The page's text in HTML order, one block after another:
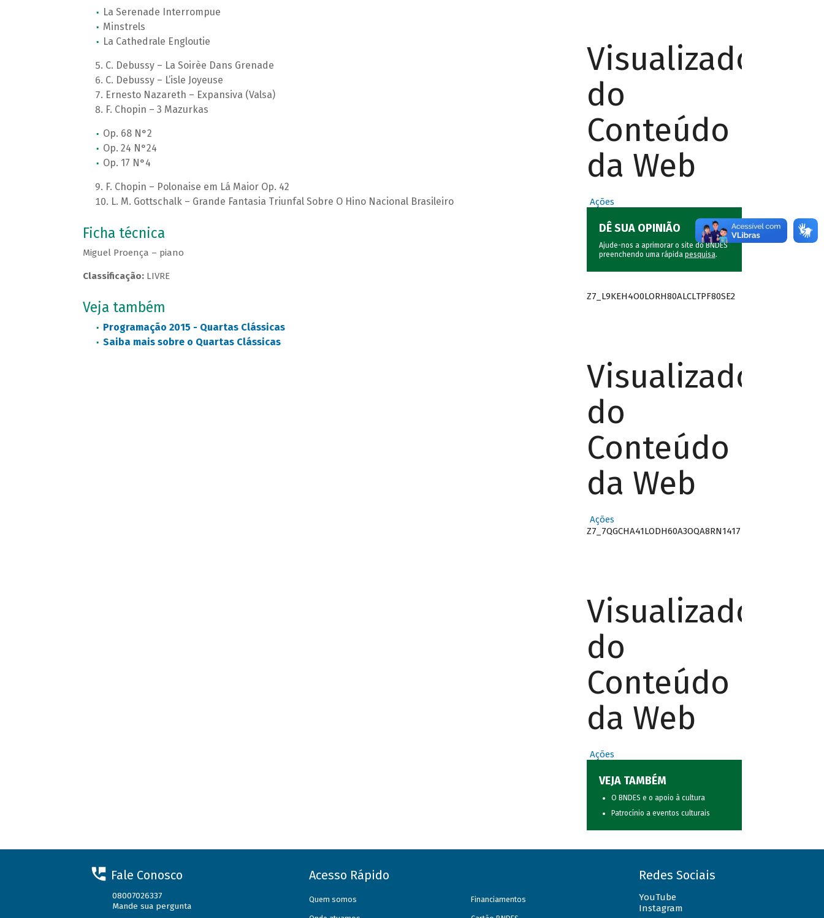
La Serenade Interrompue
Minstrels
La Cathedrale Engloutie
C. Debussy – La Soirèe Dans Grenade
C. Debussy – L’isle Joyeuse
Ernesto Nazareth – Expansiva (Valsa)
F. Chopin – 3 Mazurkas
Op. 68 N°2
Op. 24 N°24
Op. 17 N°4
F. Chopin – Polonaise em Lá Maior Op. 42
L. M. Gottschalk – Grande Fantasia Triunfal Sobre O Hino Nacional Brasileiro
Ficha técnica
Miguel Proença – piano
Classificação:LIVRE
Veja também
Programação 2015 - Quartas Clássicas
Saiba mais sobre o Quartas Clássicas
Visualizador
do
Conteúdo
da Web
Ações
DÊ SUA OPINIÃO
Ajude-nos a aprimorar o site do BNDES
preenchendo uma rápida pesquisa.
Z7_L9KEH4O0LORH80ALCLTPF80SE2
Visualizador
do
Conteúdo
da Web
Ações
Z7_7QGCHA41LODH60A3OQA8RN1417
Visualizador
do
Conteúdo
da Web
Ações
VEJA TAMBÉM
O BNDES e o apoio à cultura
Patrocínio a eventos culturais
Fale Conosco
08007026337
Mande sua pergunta
Acesso Rápido
Quem somos Financiamentos
Redes Sociais
YouTube
Instagram